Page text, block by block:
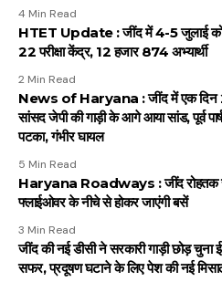
4 Min Read
HTET Update : जींद में 4-5 जुलाई
22 परीक्षा केंद्र, 12 हजार 874 अभ्यार्थी
2 Min Read
News of Haryana : जींद में एक दिन
सांसद जेपी की गाड़ी के आगे आया सांड, पूर्व
पटका, गंभीर घायल
5 Min Read
Haryana Roadways : जींद रोहतक
फ्लाईओवर के नीचे से होकर जाएंगी बसें
3 Min Read
जींद की नई डीसी ने सरकारी गाड़ी छोड़ चुना
सफर, प्रदूषण घटाने के लिए पेश की नई